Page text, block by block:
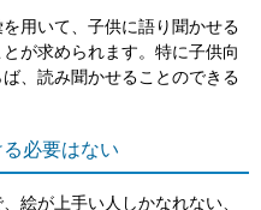
用いて、子供に語り聞かせる
が求められます。特に子供向
、読み聞かせることのできる
必要はない
絵が上手い人しかなれない、